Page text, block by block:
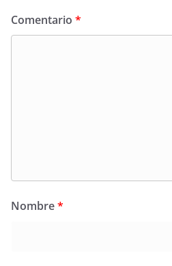
Comentario *
Nombre*